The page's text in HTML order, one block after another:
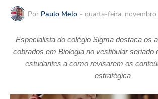
Por Paulo Melo - quarta-feira,
Especialista do colégio Sigma destaca os
cobrados em Biologia no vestibular seriado
estudantes a como revisarem os
estratégica